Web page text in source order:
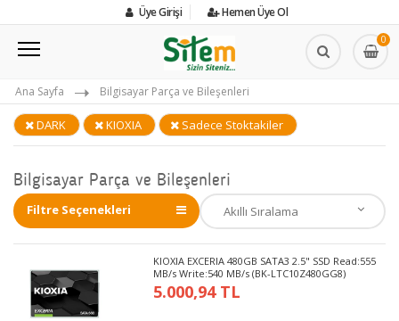
Üye Girişi Hemen Üye Ol
0
Ana Sayfa Bilgisayar Parça ve Bileşenleri
DARK KIOXIA Sadece Stoktakiler
Bilgisayar Parça ve Bileşenleri
Filtre Seçenekleri
KIOXIA EXCERIA 480GB SATA3 2.5" SSD Read:555
MB/s Write:540 MB/s (BK-LTC10Z480GG8)
5.000,94 TL